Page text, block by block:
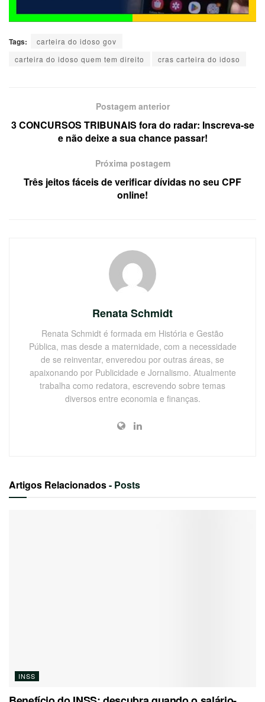
Tags:
carteira do idoso gov
carteira do idoso quem tem direito
cras carteira do idoso
Postagem anterior
3 CONCURSOS TRIBUNAIS fora do radar: Inscreva-se
e não deixe a sua chance passar!
Próxima postagem
Três jeitos fáceis de verificar dívidas no seu CPF
online!
Renata Schmidt
Renata Schmidt é formada em História e Gestão
Pública, mas desde a maternidade, com a necessidade
de se reinventar, enveredou por outras áreas, se
apaixonando por Publicidade e Jornalismo. Atualmente
trabalha como redatora, escrevendo sobre temas
diversos entre economia e finanças.
Artigos Relacionados- Posts
INSS